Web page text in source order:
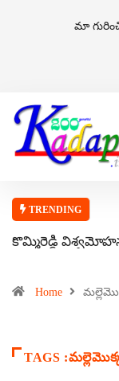
మా
TRENDING
కొమ్మిరెడ్డి
Home
TAGS